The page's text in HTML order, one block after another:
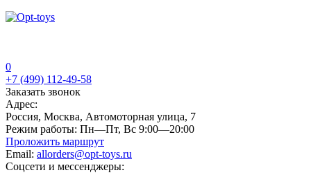
0
+7 (499) 112-49-58
Заказать звонок
Адрес:
Россия, Москва, Автомоторная улица, 7
Режим работы: Пн—Пт, Вс 9:00—20:00
Проложить маршрут
Email: allorders@opt-toys.ru
Соцсети и мессенджеры: